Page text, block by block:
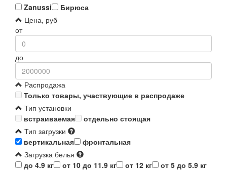
Zanussi
Бирюса
Цена, руб
от
до
Распродажа
Только товары, участвующие в распродаже
Тип установки
встраиваемая
отдельно стоящая
Тип загрузки
вертикальная
фронтальная
Загрузка белья
до 4.9 кг
от 10 до 11.9 кг от 12 кг
от 5 до 5.9 кг